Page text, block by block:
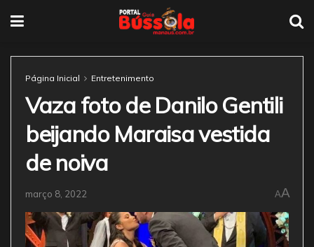
Página Inicial Entretenimento
Vaza foto de Danilo Gentili
beijando Maraisa vestida
de noiva
março 8, 2022 AA